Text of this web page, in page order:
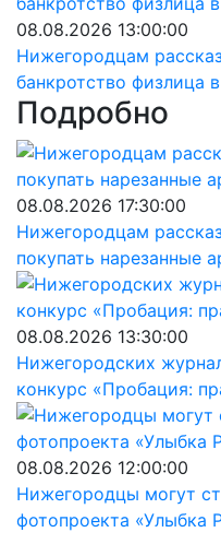
08.08.2026 13:00:00
Нижегородцам
банкротство физлица
Подробно
08.08.2026 17:30:00
Нижегородцам
покупать нарезанные
08.08.2026 13:30:00
Нижегородских
конкурс «Пробация:
08.08.2026 12:00:00
Нижегородцы могут
фотопроекта «Улыбка